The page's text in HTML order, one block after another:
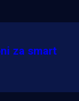
za smart